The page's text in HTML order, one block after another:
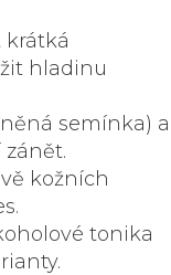
krátká
hladinu
semínka) a
kožních
tonika